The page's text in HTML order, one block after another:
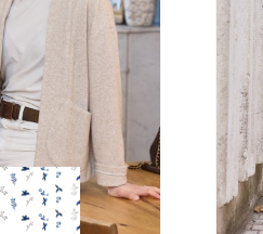
AZUR
PDF:
POCHETTE:17,90 €